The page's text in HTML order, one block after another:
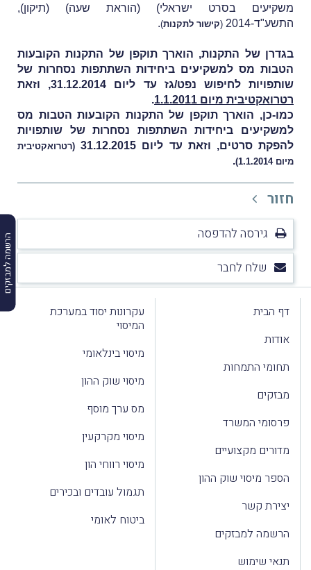
הרשמה למבזקים
משקיעים בסרט ישראלי) (הוראת שעה) (תיקון),
התשע"ד-2014
(קישור לתקנות)
.
בגדרן של התקנות, הוארך תוקפן של התקנות הקובעות
הטבות מס למשקיעים ביחידות השתתפות נסחרות של
שותפויות לחיפוש נפט/גז עד ליום 31.12.2014, וזאת
רטרואקטיבית מיום 1.1.2011
.
כמו-כן, הוארך תוקפן של התקנות הקובעות הטבות מס
למשקיעים ביחידות השתתפות נסחרות של שותפויות
להפקת סרטים, וזאת עד ליום 31.12.2015
(רטרואקטיבית
מיום 1.1.2014)
.
חזור
גירסה להדפסה
שלח לחבר
דף הבית
אודות
תחומי התמחות
מבזקים
פרסומי המשרד
מדורים מקצועיים
הספר מיסוי שוק ההון
יצירת קשר
הרשמה למבזקים
תנאי שימוש
עקרונות יסוד במערכת
המיסוי
מיסוי בינלאומי
מיסוי שוק ההון
מס ערך מוסף
מיסוי מקרקעין
מיסוי רווחי הון
תגמול עובדים ובכירים
ביטוח לאומי